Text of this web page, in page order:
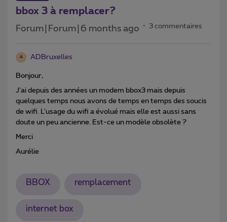
bbox 3 à remplacer?
Forum|Forum|6 months ago 3 commentaires
A ADBruxelles
Bonjour,
J'ai depuis des années un modem bbox3 mais depuis
quelques temps nous avons de temps en temps des soucis
de wifi. L'usage du wifi a évolué mais elle est aussi sans
doute un peu ancienne. Est-ce un modèle obsolète ?
Merci
Aurélie
BBOX remplacement
internet box